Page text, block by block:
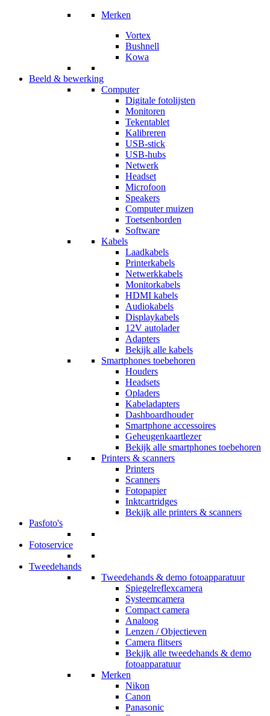
Merken
Vortex
Bushnell
Kowa
Beeld & bewerking
Computer
Digitale fotolijsten
Monitoren
Tekentablet
Kalibreren
USB-stick
USB-hubs
Netwerk
Headset
Microfoon
Speakers
Computer muizen
Toetsenborden
Software
Kabels
Laadkabels
Printerkabels
Netwerkkabels
Monitorkabels
HDMI kabels
Audiokabels
Displaykabels
12V autolader
Adapters
Bekijk alle kabels
Smartphones toebehoren
Houders
Headsets
Opladers
Kabeladapters
Dashboardhouder
Smartphone accessoires
Geheugenkaartlezer
Bekijk alle smartphones toebehoren
Printers & scanners
Printers
Scanners
Fotopapier
Inktcartridges
Bekijk alle printers & scanners
Pasfoto's
Fotoservice
Tweedehands
Tweedehands & demo fotoapparatuur
Spiegelreflexcamera
Systeemcamera
Compact camera
Analoog
Lenzen / Objectieven
Camera flitsers
Bekijk alle tweedehands & demo
fotoapparatuur
Merken
Nikon
Canon
Panasonic